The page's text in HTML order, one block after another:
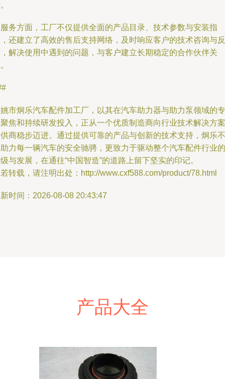
务方面，工厂不仅提供全面的产品目录、技术参数与安装指
还建立了高效的售后支持网络，及时响应客户的技术咨询与反
解决使用中遇到的问题，与客户建立长期稳定的合作伙伴关
市炯乐汽车配件加工厂，以其在汽车助力器与助力泵领域的专
焦和持续研发投入，正从一个优质制造商向行业技术解决方案
商稳步迈进。通过提供可靠的产品与创新的技术支持，炯乐不
力每一辆汽车的安全驰骋，更致力于驱动整个汽车配件行业的
与发展，在通往“中国智造”的道路上留下坚实的印记。
转载，请注明出处：http://www.cxf588.com/product/78.html
时间：2026-08-08 20:43:47
产品大全